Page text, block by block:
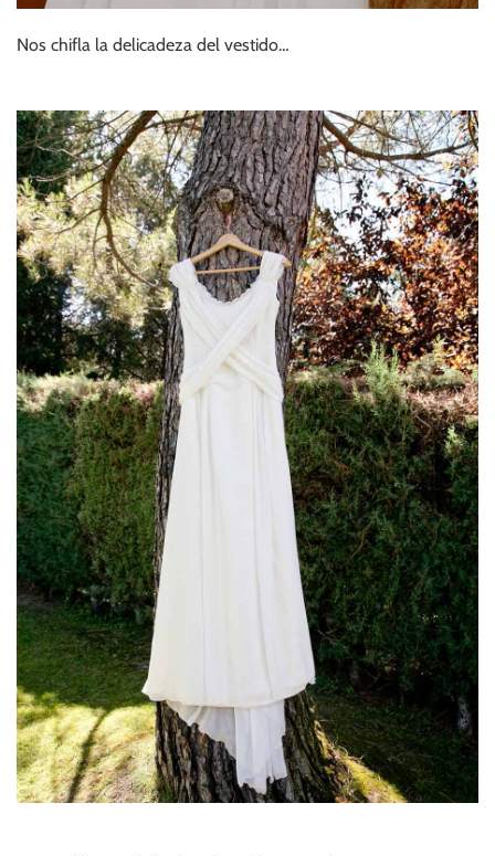
Nos chifla la delicadeza del vestido…